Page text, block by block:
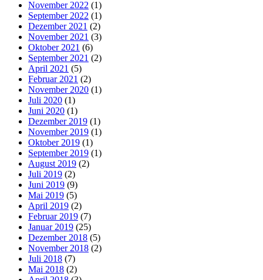
November 2022 (1)
September 2022 (1)
Dezember 2021 (2)
November 2021 (3)
Oktober 2021 (6)
September 2021 (2)
April 2021 (5)
Februar 2021 (2)
November 2020 (1)
Juli 2020 (1)
Juni 2020 (1)
Dezember 2019 (1)
November 2019 (1)
Oktober 2019 (1)
September 2019 (1)
August 2019 (2)
Juli 2019 (2)
Juni 2019 (9)
Mai 2019 (5)
April 2019 (2)
Februar 2019 (7)
Januar 2019 (25)
Dezember 2018 (5)
November 2018 (2)
Juli 2018 (7)
Mai 2018 (2)